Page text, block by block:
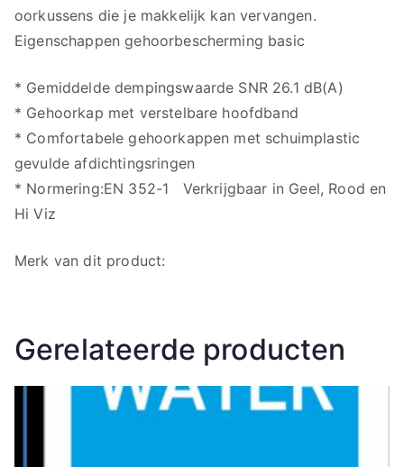
oorkussens die je makkelijk kan vervangen.
Eigenschappen gehoorbescherming basic
* Gemiddelde dempingswaarde SNR 26.1 dB(A)
* Gehoorkap met verstelbare hoofdband
* Comfortabele gehoorkappen met schuimplastic
gevulde afdichtingsringen
* Normering:EN 352-1 Verkrijgbaar in Geel, Rood en
Hi Viz
Merk van dit product:
Gerelateerde producten